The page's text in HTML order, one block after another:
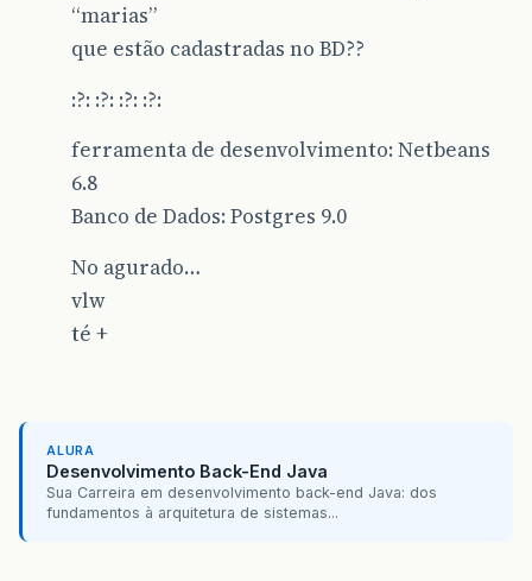
“marias”
que estão cadastradas no BD??
:?: :?: :?: :?:
ferramenta de desenvolvimento: Netbeans
6.8
Banco de Dados: Postgres 9.0
No agurado…
vlw
té +
ALURA
Desenvolvimento Back-End Java
Sua Carreira em desenvolvimento back-end Java: dos
fundamentos à arquitetura de sistemas...